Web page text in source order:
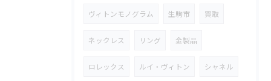
ヴィトンモノグラム 生駒市 買取
ネックレス リング 金製品
ロレックス ルイ・ヴィトン シャネル